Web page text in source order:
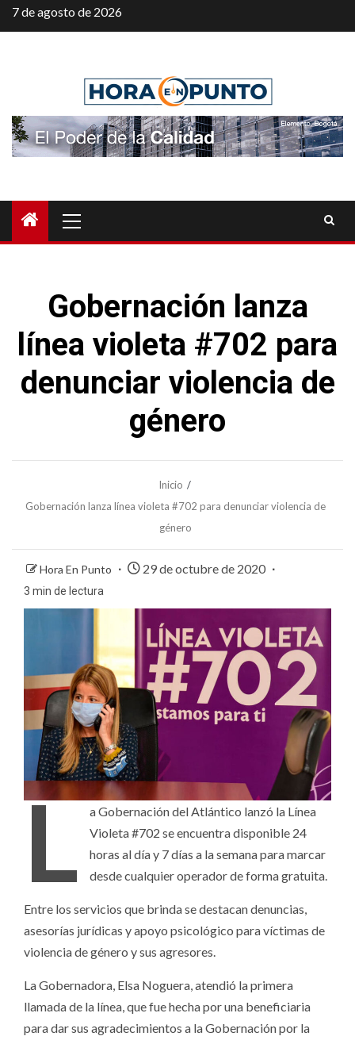
Saltar
al
7 de agosto de 2026
principal
Gobernación lanza
línea violeta #702 para
denunciar violencia de
género
Inicio
Gobernación lanza línea violeta #702 para denunciar violencia de
género
Hora En Punto 29 de octubre de 2020
3 min de lectura
L
a Gobernación del Atlántico lanzó la Línea
Violeta #702 se encuentra disponible 24
horas al día y 7 días a la semana para marcar
desde cualquier operador de forma gratuita.
Entre los servicios que brinda se destacan denuncias,
asesorías jurídicas y apoyo psicológico para víctimas de
violencia de género y sus agresores.
La Gobernadora, Elsa Noguera, atendió la primera
llamada de la línea, que fue hecha por una beneficiaria
para dar sus agradecimientos a la Gobernación por la